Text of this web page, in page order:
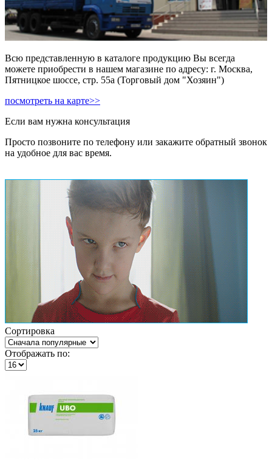
Всю представленную в каталоге продукцию Вы всегда
можете приобрести в нашем магазине по адресу: г. Москва,
Пятницкое шоссе, стр. 55а (Торговый дом "Хозяин")
посмотреть на карте>>
Если вам нужна консультация
Просто позвоните по телефону или закажите обратный звонок
на удобное для вас время.
Сортировка
Отображать по: